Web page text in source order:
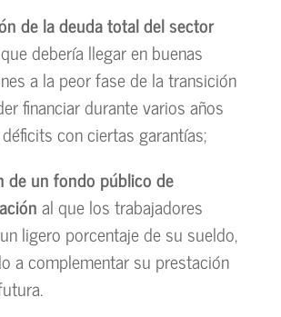
de la deuda total del sector
debería llegar en buenas
a la peor fase de la transición
financiar durante varios años
con ciertas garantías;
de un fondo público de
al que los trabajadores
ligero porcentaje de su sueldo,
a complementar su prestación